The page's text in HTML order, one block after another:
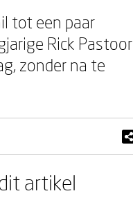
tot een paar
Rick Pastoor
zonder na te
artikel